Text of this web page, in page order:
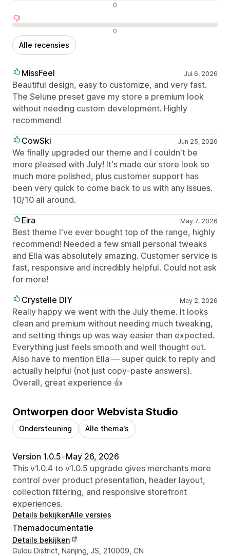
0
0
Alle recensies
MissFeel Jul 6, 2026
Beautiful design, easy to customize, and very fast.
The Selune preset gave my store a premium look
without needing custom development. Highly
recommend!
CowSki
Jun 25, 2026
We finally upgraded our theme and I couldn't be
more pleased with July! It's made our store look so
much more polished, plus customer support has
been very quick to come back to us with any issues.
10/10 all around.
Eira
May 7, 2026
Best theme I've ever bought top of the range, highly
recommend! Needed a few small personal tweaks
and Ella was absolutely amazing. Customer service is
fast, responsive and incredibly helpful. Could not ask
for more!
Crystelle DIY
May 2, 2026
Really happy we went with the July theme. It looks
clean and premium without needing much tweaking,
and setting things up was way easier than expected.
Everything just feels smooth and well thought out.
Also have to mention Ella — super quick to reply and
actually helpful (not just copy-paste answers).
Overall, great experience 👍
Ontworpen door Webvista Studio
Ondersteuning Alle thema's
Version 1.0.5•May 26, 2026
This v1.0.4 to v1.0.5 upgrade gives merchants more
control over product presentation, header layout,
collection filtering, and responsive storefront
experiences.
Details bekijkenAlle versies
Themadocumentatie
Details bekijken
Contactgegevens ontwerper
Gulou District, Nanjing, JS, 210009, CN